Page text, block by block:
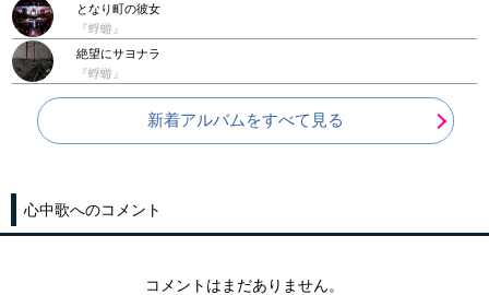
となり町の彼女
『蜉蝣』
絶望にサヨナラ
『蜉蝣』
新着アルバムをすべて見る
心中歌へのコメント
コメントはまだありません。